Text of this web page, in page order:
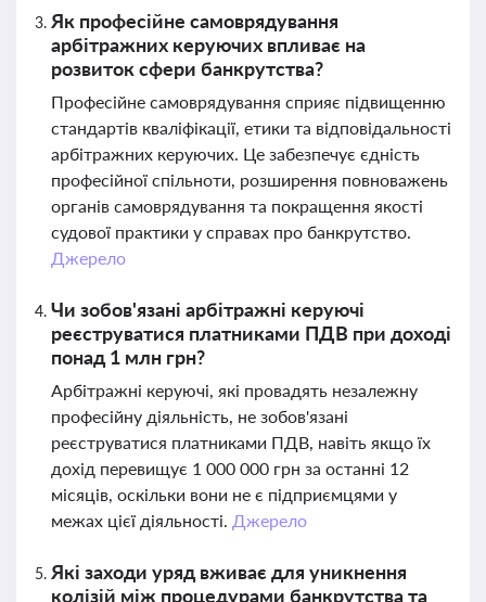
Як професійне самоврядування
арбітражних керуючих впливає на
розвиток сфери банкрутства?
Професійне самоврядування сприяє підвищенню
стандартів кваліфікації, етики та відповідальності
арбітражних керуючих. Це забезпечує єдність
професійної спільноти, розширення повноважень
органів самоврядування та покращення якості
судової практики у справах про банкрутство.
Джерело
Чи зобов'язані арбітражні керуючі
реєструватися платниками ПДВ при доході
понад 1 млн грн?
Арбітражні керуючі, які провадять незалежну
професійну діяльність, не зобов'язані
реєструватися платниками ПДВ, навіть якщо їх
дохід перевищує 1 000 000 грн за останні 12
місяців, оскільки вони не є підприємцями у
межах цієї діяльності. Джерело
Які заходи уряд вживає для уникнення
колізій між процедурами банкрутства та